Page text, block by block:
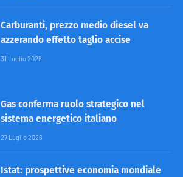
Carburanti, prezzo medio diesel va
azzerando effetto taglio accise
31 Luglio 2026
Gas conferma ruolo strategico nel
sistema energetico italiano
27 Luglio 2026
Istat: prospettive economia mondiale